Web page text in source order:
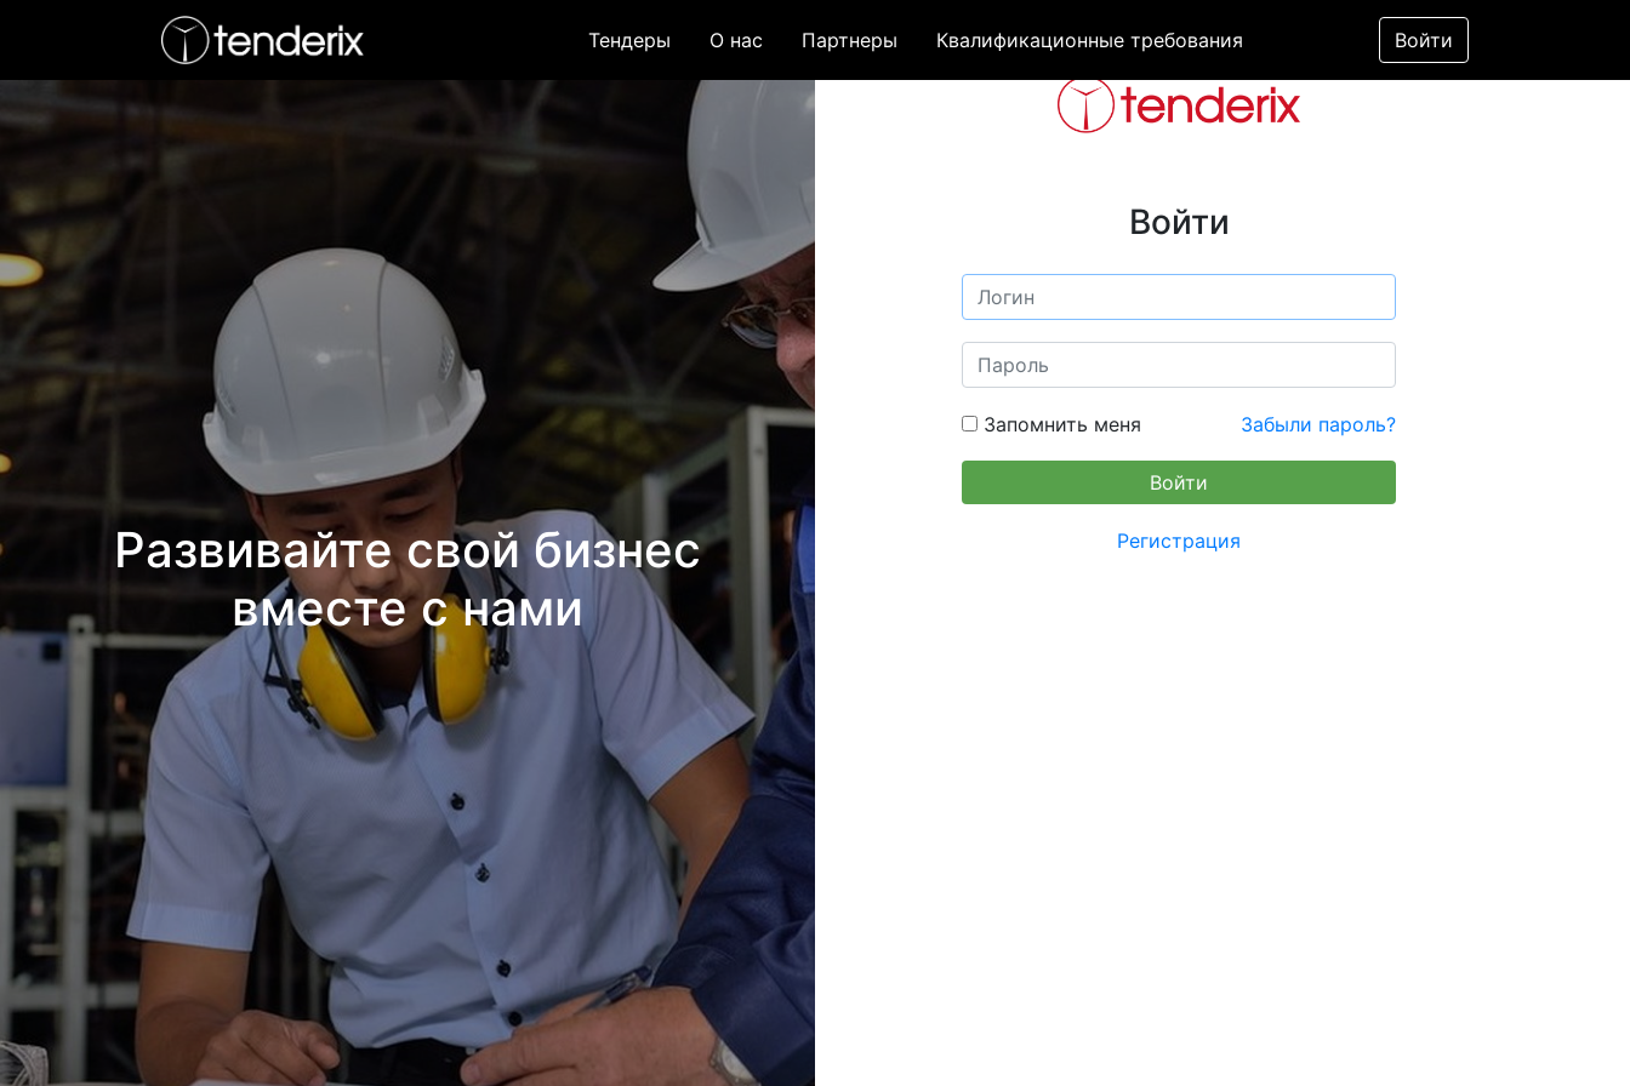
Тендеры О нас Партнеры Квалификационные требования Войти
Войти
Запомнить меня Забыли пароль?
Регистрация
Развивайте свой бизнес
вместе с нами